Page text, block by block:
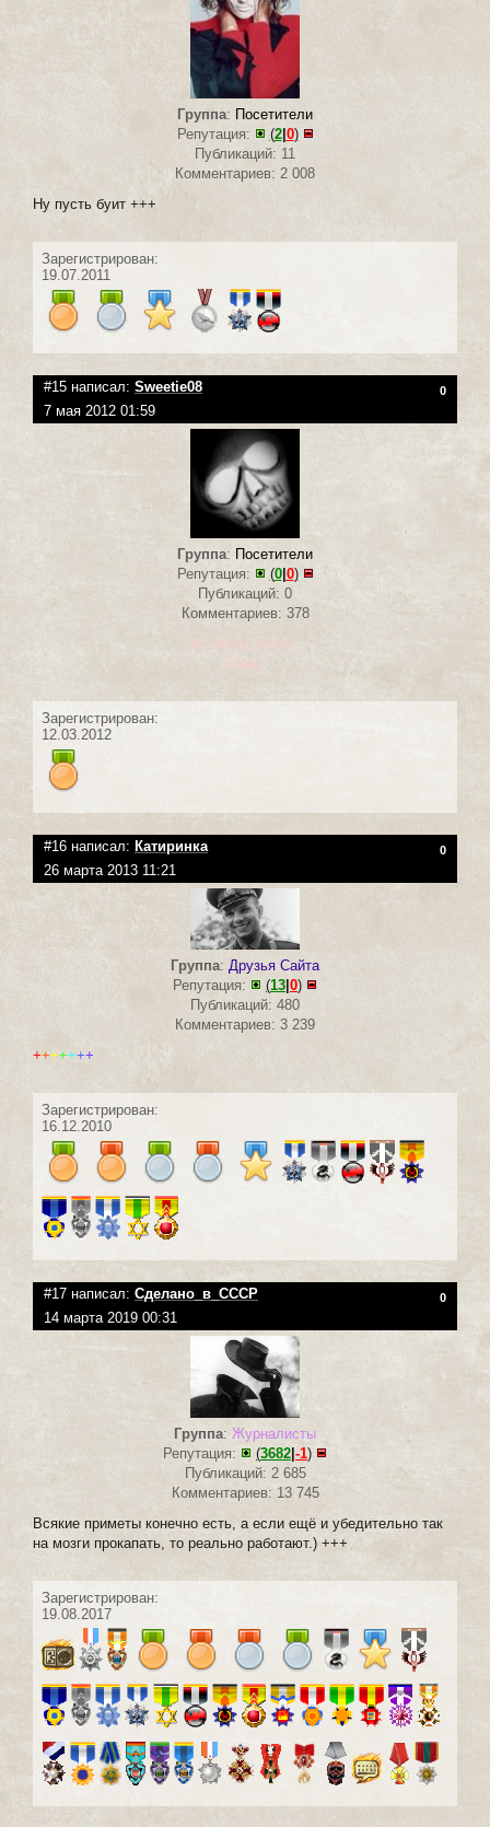
Группа: Посетители
Репутация:
(2|0)
Публикаций: 11
Комментариев: 2 008
Ну пусть буит +++
Зарегистрирован:
19.07.2011
#15 написал: Sweetie08 0
7 мая 2012 01:59
Группа: Посетители
Репутация:
(0|0)
Публикаций: 0
Комментариев: 378
Эх, дети, дети...
Плюс.
Зарегистрирован:
12.03.2012
#16 написал: Катиринка 0
26 марта 2013 11:21
Группа: Друзья Сайта
Репутация:
(13 0)
Публикаций: 480
Комментариев: 3 239
+++++++
Зарегистрирован:
16.12.2010
#17 написал: Сделано_в_СССР 0
14 марта 2019 00:31
Группа: Журналисты
Репутация:
(3682|-1)
Публикаций: 2 685
Комментариев: 13 745
Всякие приметы конечно есть, а если ещё и убедительно так
на мозги прокапать, то реально работают.) +++
Зарегистрирован:
19.08.2017